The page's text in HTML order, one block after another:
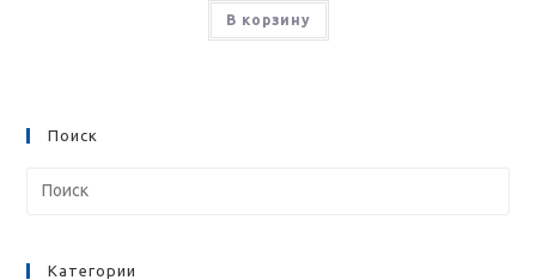
В корзину
Поиск
Категории